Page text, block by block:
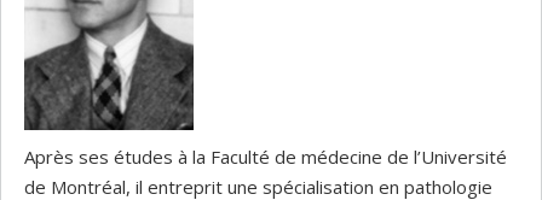
Après ses études à la Faculté de médecine de l’Université
de Montréal, il entreprit une spécialisation en pathologie